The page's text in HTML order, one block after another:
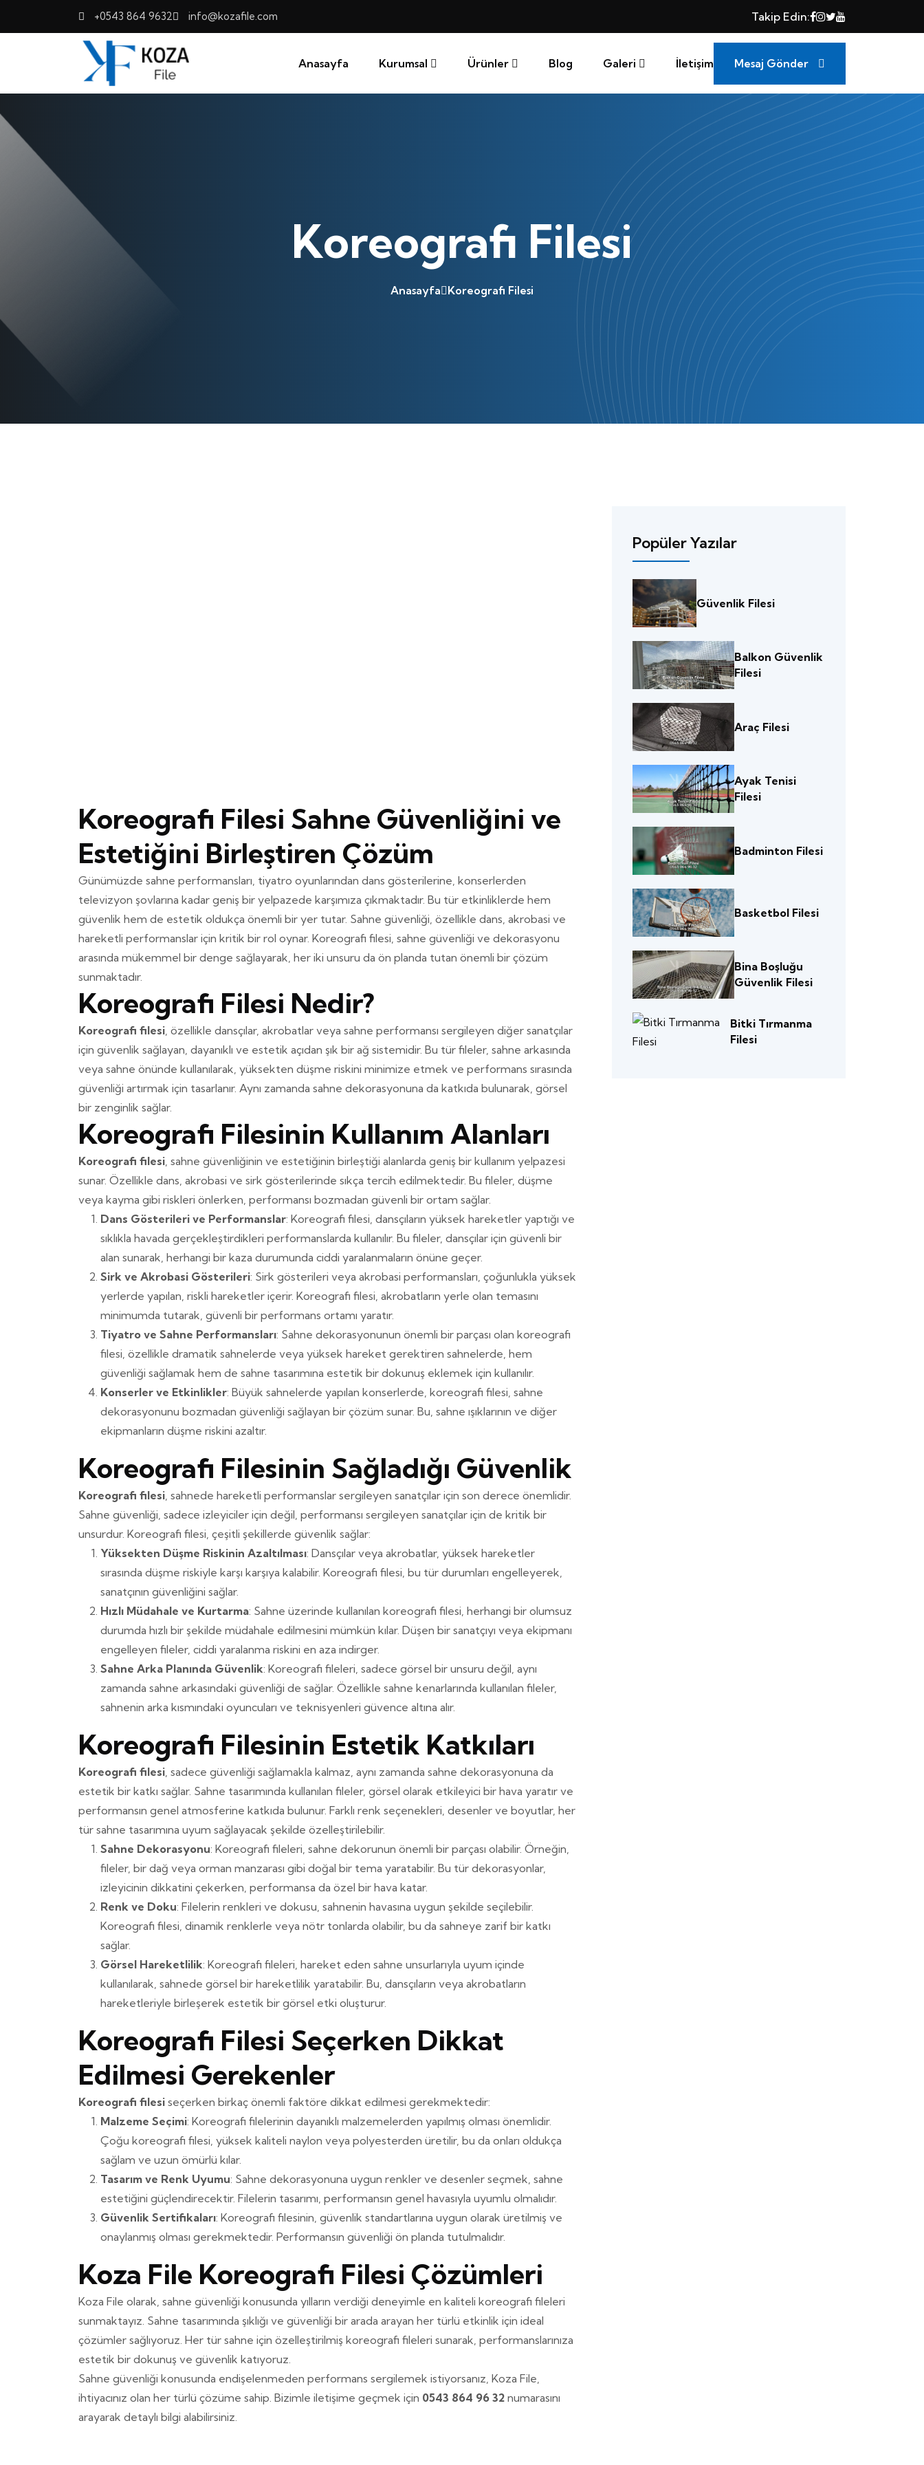
+0543 864 9632 info@kozafile.com Takip Edin:
Anasayfa Kurumsal Ürünler Blog Galeri İletişim Mesaj Gönder
Koreografi Filesi
Anasayfa Koreografi Filesi
Koreografi Filesi Sahne Güvenliğini ve
Estetiğini Birleştiren Çözüm
Günümüzde sahne performansları, tiyatro oyunlarından dans gösterilerine, konserlerden
televizyon şovlarına kadar geniş bir yelpazede karşımıza çıkmaktadır. Bu tür etkinliklerde hem
güvenlik hem de estetik oldukça önemli bir yer tutar. Sahne güvenliği, özellikle dans, akrobasi ve
hareketli performanslar için kritik bir rol oynar. Koreografi filesi, sahne güvenliği ve dekorasyonu
arasında mükemmel bir denge sağlayarak, her iki unsuru da ön planda tutan önemli bir çözüm
sunmaktadır.
Koreografi Filesi Nedir?
Koreografi filesi, özellikle dansçılar, akrobatlar veya sahne performansı sergileyen diğer sanatçılar
için güvenlik sağlayan, dayanıklı ve estetik açıdan şık bir ağ sistemidir. Bu tür fileler, sahne arkasında
veya sahne önünde kullanılarak, yüksekten düşme riskini minimize etmek ve performans sırasında
güvenliği artırmak için tasarlanır. Aynı zamanda sahne dekorasyonuna da katkıda bulunarak, görsel
bir zenginlik sağlar.
Koreografi Filesinin Kullanım Alanları
Koreografi filesi, sahne güvenliğinin ve estetiğinin birleştiği alanlarda geniş bir kullanım yelpazesi
sunar. Özellikle dans, akrobasi ve sirk gösterilerinde sıkça tercih edilmektedir. Bu fileler, düşme
veya kayma gibi riskleri önlerken, performansı bozmadan güvenli bir ortam sağlar.
Dans Gösterileri ve Performanslar: Koreografi filesi, dansçıların yüksek hareketler yaptığı ve
sıklıkla havada gerçekleştirdikleri performanslarda kullanılır. Bu fileler, dansçılar için güvenli bir
alan sunarak, herhangi bir kaza durumunda ciddi yaralanmaların önüne geçer.
Sirk ve Akrobasi Gösterileri: Sirk gösterileri veya akrobasi performansları, çoğunlukla yüksek
yerlerde yapılan, riskli hareketler içerir. Koreografi filesi, akrobatların yerle olan temasını
minimumda tutarak, güvenli bir performans ortamı yaratır.
Tiyatro ve Sahne Performansları: Sahne dekorasyonunun önemli bir parçası olan koreografi
filesi, özellikle dramatik sahnelerde veya yüksek hareket gerektiren sahnelerde, hem
güvenliği sağlamak hem de sahne tasarımına estetik bir dokunuş eklemek için kullanılır.
Konserler ve Etkinlikler: Büyük sahnelerde yapılan konserlerde, koreografi filesi, sahne
dekorasyonunu bozmadan güvenliği sağlayan bir çözüm sunar. Bu, sahne ışıklarının ve diğer
ekipmanların düşme riskini azaltır.
Koreografi Filesinin Sağladığı Güvenlik
Koreografi filesi, sahnede hareketli performanslar sergileyen sanatçılar için son derece önemlidir.
Sahne güvenliği, sadece izleyiciler için değil, performansı sergileyen sanatçılar için de kritik bir
unsurdur. Koreografi filesi, çeşitli şekillerde güvenlik sağlar:
Yüksekten Düşme Riskinin Azaltılması: Dansçılar veya akrobatlar, yüksek hareketler
sırasında düşme riskiyle karşı karşıya kalabilir. Koreografi filesi, bu tür durumları engelleyerek,
sanatçının güvenliğini sağlar.
Hızlı Müdahale ve Kurtarma: Sahne üzerinde kullanılan koreografi filesi, herhangi bir olumsuz
durumda hızlı bir şekilde müdahale edilmesini mümkün kılar. Düşen bir sanatçıyı veya ekipmanı
engelleyen fileler, ciddi yaralanma riskini en aza indirger.
Sahne Arka Planında Güvenlik: Koreografi fileleri, sadece görsel bir unsuru değil, aynı
zamanda sahne arkasındaki güvenliği de sağlar. Özellikle sahne kenarlarında kullanılan fileler,
sahnenin arka kısmındaki oyuncuları ve teknisyenleri güvence altına alır.
Koreografi Filesinin Estetik Katkıları
Koreografi filesi, sadece güvenliği sağlamakla kalmaz, aynı zamanda sahne dekorasyonuna da
estetik bir katkı sağlar. Sahne tasarımında kullanılan fileler, görsel olarak etkileyici bir hava yaratır ve
performansın genel atmosferine katkıda bulunur. Farklı renk seçenekleri, desenler ve boyutlar, her
tür sahne tasarımına uyum sağlayacak şekilde özelleştirilebilir.
Sahne Dekorasyonu: Koreografi fileleri, sahne dekorunun önemli bir parçası olabilir. Örneğin,
fileler, bir dağ veya orman manzarası gibi doğal bir tema yaratabilir. Bu tür dekorasyonlar,
izleyicinin dikkatini çekerken, performansa da özel bir hava katar.
Renk ve Doku: Filelerin renkleri ve dokusu, sahnenin havasına uygun şekilde seçilebilir.
Koreografi filesi, dinamik renklerle veya nötr tonlarda olabilir, bu da sahneye zarif bir katkı
sağlar.
Görsel Hareketlilik: Koreografi fileleri, hareket eden sahne unsurlarıyla uyum içinde
kullanılarak, sahnede görsel bir hareketlilik yaratabilir. Bu, dansçıların veya akrobatların
hareketleriyle birleşerek estetik bir görsel etki oluşturur.
Koreografi Filesi Seçerken Dikkat
Edilmesi Gerekenler
Koreografi filesi seçerken birkaç önemli faktöre dikkat edilmesi gerekmektedir:
Malzeme Seçimi: Koreografi filelerinin dayanıklı malzemelerden yapılmış olması önemlidir.
Çoğu koreografi filesi, yüksek kaliteli naylon veya polyesterden üretilir, bu da onları oldukça
sağlam ve uzun ömürlü kılar.
Tasarım ve Renk Uyumu: Sahne dekorasyonuna uygun renkler ve desenler seçmek, sahne
estetiğini güçlendirecektir. Filelerin tasarımı, performansın genel havasıyla uyumlu olmalıdır.
Güvenlik Sertifikaları: Koreografi filesinin, güvenlik standartlarına uygun olarak üretilmiş ve
onaylanmış olması gerekmektedir. Performansın güvenliği ön planda tutulmalıdır.
Koza File Koreografi Filesi Çözümleri
Koza File olarak, sahne güvenliği konusunda yılların verdiği deneyimle en kaliteli koreografi fileleri
sunmaktayız. Sahne tasarımında şıklığı ve güvenliği bir arada arayan her türlü etkinlik için ideal
çözümler sağlıyoruz. Her tür sahne için özelleştirilmiş koreografi fileleri sunarak, performanslarınıza
estetik bir dokunuş ve güvenlik katıyoruz.
Sahne güvenliği konusunda endişelenmeden performans sergilemek istiyorsanız, Koza File,
ihtiyacınız olan her türlü çözüme sahip. Bizimle iletişime geçmek için 0543 864 96 32 numarasını
arayarak detaylı bilgi alabilirsiniz.
Popüler Yazılar
Güvenlik Filesi
Balkon Güvenlik
Filesi
Araç Filesi
Ayak Tenisi
Filesi
Badminton Filesi
Basketbol Filesi
Bina Boşluğu
Güvenlik Filesi
Bitki Tırmanma
Filesi